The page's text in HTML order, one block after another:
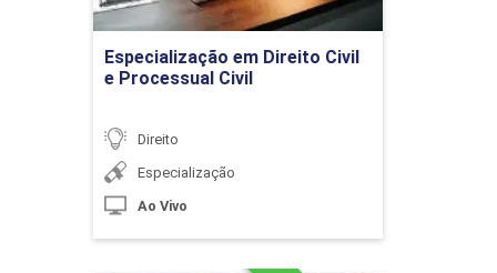
Separação e Divórcio Judicial e
Extrajudicial
10h
Especialização em Direito Civil
e Processual Civil
Direito
Especialização
Ao Vivo
Ir para Inscrição